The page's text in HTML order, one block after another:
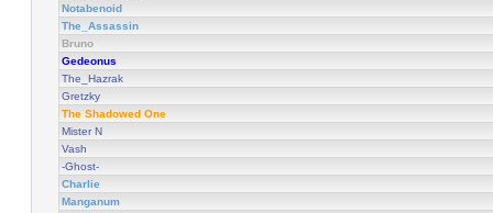
Notabenoid
The_Assassin
Bruno
Gedeonus
The_Hazrak
Gretzky
The Shadowed One
Mister N
Vash
-Ghost-
Charlie
Manganum